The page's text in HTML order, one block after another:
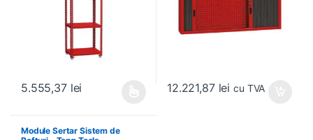
5.555,37 lei 12.221,87 lei cu TVA
Module Sertar Sistem de